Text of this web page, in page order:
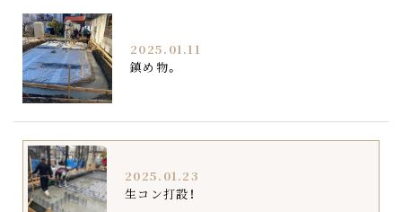
2025.01.11
鎮め物。
2025.01.23
生コン打設！